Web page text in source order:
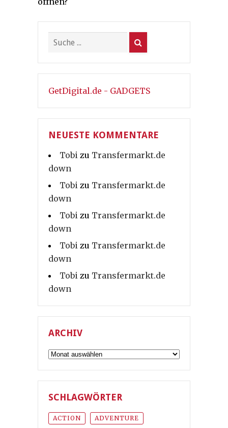
GetDigital.de - GADGETS
NEUESTE KOMMENTARE
Tobi zu Transfermarkt.de
down
Tobi zu Transfermarkt.de
down
Tobi zu Transfermarkt.de
down
Tobi zu Transfermarkt.de
down
Tobi zu Transfermarkt.de
down
ARCHIV
Archiv
SCHLAGWÖRTER
ACTION ADVENTURE